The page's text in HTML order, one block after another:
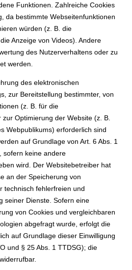
Funktionen. Zahlreiche Cookies
da bestimmte Webseitenfunktionen
würden (z. B. die
Anzeige von Videos). Andere
des Nutzerverhaltens oder zu
werden.
des elektronischen
zur Bereitstellung bestimmter, von
(z. B. für die
Optimierung der Website (z. B.
Webpublikums) erforderlich sind
auf Grundlage von Art. 6 Abs. 1
sofern keine andere
wird. Der Websitebetreiber hat
an der Speicherung von
technisch fehlerfreien und
seiner Dienste. Sofern eine
von Cookies und vergleichbaren
abgefragt wurde, erfolgt die
auf Grundlage dieser Einwilligung
und § 25 Abs. 1 TTDSG); die